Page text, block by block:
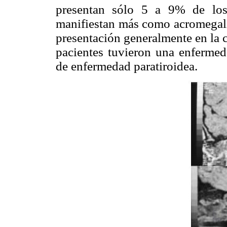
presentan sólo 5 a 9% de
manifiestan más como
presentación generalmente en la
pacientes tuvieron una
de enfermedad paratiroidea.